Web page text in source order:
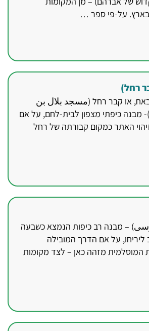
בארץ. על-פי ספר …
רחל)
או קבר רחל (مسجد بلال بن
מבנה כיפתי מצפון לבית-לחם, על אם
האתר כמקום קבורתה של רחל
– מבנה רב כיפות הנמצא כשבעה
על אם הדרך המובילה
המוסלמית מזהה כאן – לצד מקומות